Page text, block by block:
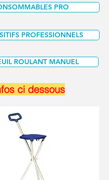
PROFESSIONNELS
PRO
ROULANT MANUEL
ci dessous